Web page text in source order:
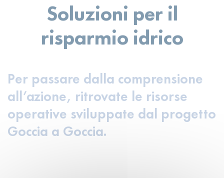
Soluzioni per il
risparmio idrico
Per passare dalla comprensione
all’azione, ritrovate le risorse
operative sviluppate dal progetto
Goccia a Goccia.